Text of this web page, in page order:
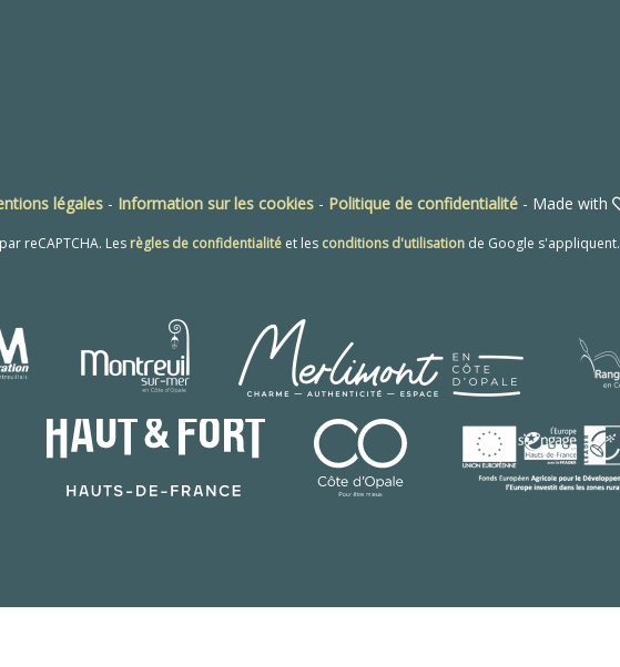
légales - Information sur les cookies - Politique de confidentialité - Made with
reCAPTCHA. Les règles de confidentialité et les conditions d'utilisation de Google s'appliquent.